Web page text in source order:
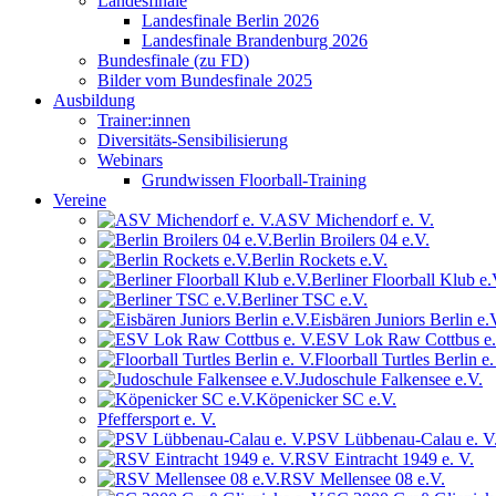
Landesfinale Berlin 2026
Landesfinale Brandenburg 2026
Bundesfinale (zu FD)
Bilder vom Bundesfinale 2025
Ausbildung
Trainer:innen
Diversitäts-Sensibilisierung
Webinars
Grundwissen Floorball-Training
Vereine
ASV Michendorf e. V.
Berlin Broilers 04 e.V.
Berlin Rockets e.V.
Berliner Floorball Klub
Berliner TSC e.V.
Eisbären Juniors Berlin
ESV Lok Raw Cottbus
Floorball Turtles Berlin
Judoschule Falkensee e.V.
Köpenicker SC e.V.
Pfeffersport e. V.
PSV Lübbenau-Calau e. V.
RSV Eintracht 1949 e. V.
RSV Mellensee 08 e.V.